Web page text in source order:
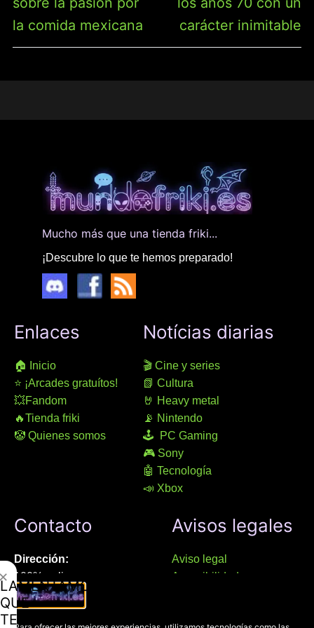
la comida mexicana
carácter inimitable
Mucho más que una tienda friki...
¡Descubre lo que te hemos preparado!
Enlaces
🏠 Inicio
⭐ ¡Arcades gratuítos!
💥Fandom
🔥Tienda friki
🤡 Quienes somos
Notícias diarias
🎬 Cine y series
📗 Cultura
🤘 Heavy metal
📡 Nintendo
🕹 PC Gaming
🎮 Sony
🤖 Tecnología
📣 Xbox
Contacto
Dirección:
100% online
Manresa (08241), Barcelona
Avisos legales
Aviso legal
Accesibilidad
LAMENTAMOS
QUE
TE